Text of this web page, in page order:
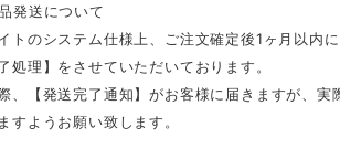
発送について
トのシステム仕様上、ご注文確定後1ヶ月以内
処理】をさせていただいております。
、【発送完了通知】がお客様に届きますが、
すようお願い致します。